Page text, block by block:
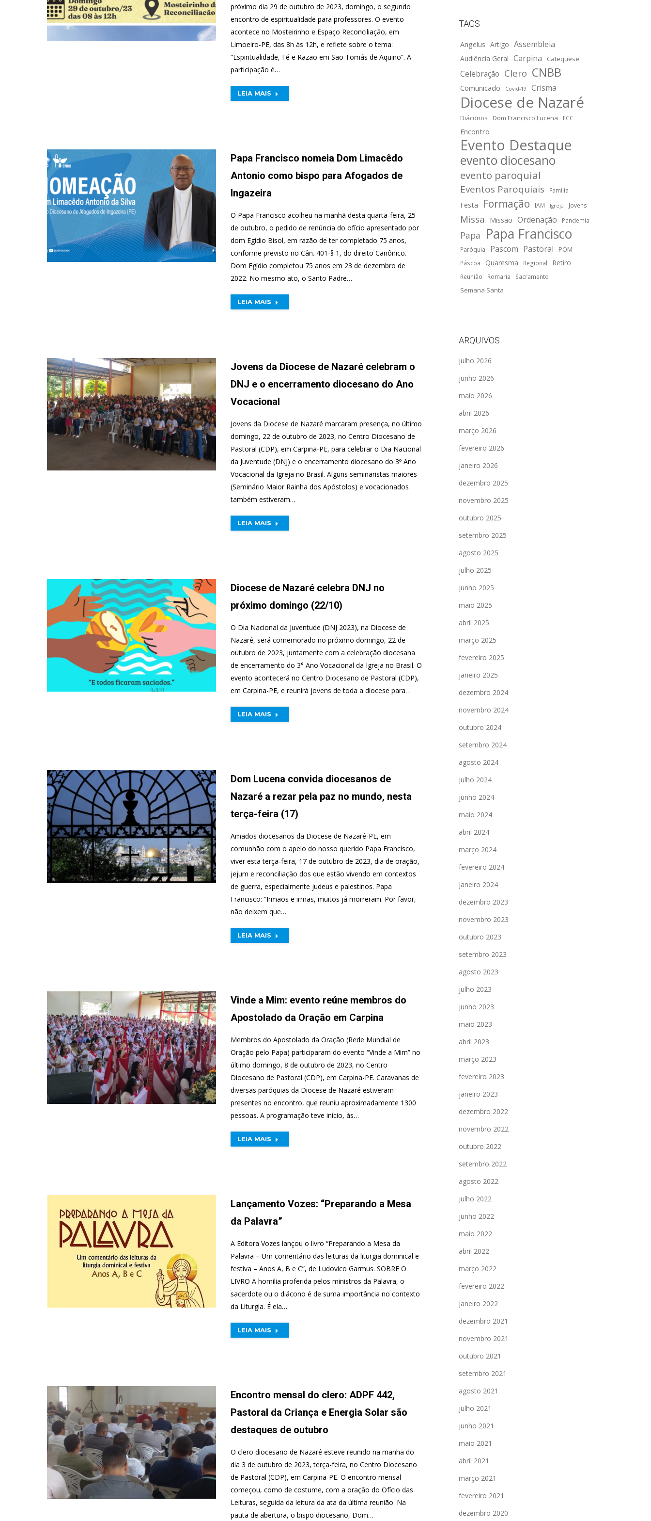
próximo dia 29 de outubro de 2023, domingo, o segundo
encontro de espiritualidade para professores. O evento
acontece no Mosteirinho e Espaço Reconciliação, em
Limoeiro-PE, das 8h às 12h, e reflete sobre o tema:
“Espiritualidade, Fé e Razão em São Tomás de Aquino”. A
participação é…
LEIA MAIS
Papa Francisco nomeia Dom Limacêdo
Antonio como bispo para Afogados de
Ingazeira
O Papa Francisco acolheu na manhã desta quarta-feira, 25
de outubro, o pedido de renúncia do ofício apresentado por
dom Egídio Bisol, em razão de ter completado 75 anos,
conforme previsto no Cân. 401-§ 1, do direito Canônico.
Dom Egídio completou 75 anos em 23 de dezembro de
2022. No mesmo ato, o Santo Padre…
LEIA MAIS
Jovens da Diocese de Nazaré celebram o
DNJ e o encerramento diocesano do Ano
Vocacional
Jovens da Diocese de Nazaré marcaram presença, no último
domingo, 22 de outubro de 2023, no Centro Diocesano de
Pastoral (CDP), em Carpina-PE, para celebrar o Dia Nacional
da Juventude (DNJ) e o encerramento diocesano do 3º Ano
Vocacional da Igreja no Brasil. Alguns seminaristas maiores
(Seminário Maior Rainha dos Apóstolos) e vocacionados
também estiveram…
LEIA MAIS
Diocese de Nazaré celebra DNJ no
próximo domingo (22/10)
O Dia Nacional da Juventude (DNJ 2023), na Diocese de
Nazaré, será comemorado no próximo domingo, 22 de
outubro de 2023, juntamente com a celebração diocesana
de encerramento do 3° Ano Vocacional da Igreja no Brasil. O
evento acontecerá no Centro Diocesano de Pastoral (CDP),
em Carpina-PE, e reunirá jovens de toda a diocese para…
LEIA MAIS
Dom Lucena convida diocesanos de
Nazaré a rezar pela paz no mundo, nesta
terça-feira (17)
Amados diocesanos da Diocese de Nazaré-PE, em
comunhão com o apelo do nosso querido Papa Francisco,
viver esta terça-feira, 17 de outubro de 2023, dia de oração,
jejum e reconciliação dos que estão vivendo em contextos
de guerra, especialmente judeus e palestinos. Papa
Francisco: “Irmãos e irmãs, muitos já morreram. Por favor,
não deixem que…
LEIA MAIS
Vinde a Mim: evento reúne membros do
Apostolado da Oração em Carpina
Membros do Apostolado da Oração (Rede Mundial de
Oração pelo Papa) participaram do evento “Vinde a Mim” no
último domingo, 8 de outubro de 2023, no Centro
Diocesano de Pastoral (CDP), em Carpina-PE. Caravanas de
diversas paróquias da Diocese de Nazaré estiveram
presentes no encontro, que reuniu aproximadamente 1300
pessoas. A programação teve início, às…
LEIA MAIS
Lançamento Vozes: “Preparando a Mesa
da Palavra”
A Editora Vozes lançou o livro “Preparando a Mesa da
Palavra – Um comentário das leituras da liturgia dominical e
festiva – Anos A, B e C”, de Ludovico Garmus. SOBRE O
LIVRO A homilia proferida pelos ministros da Palavra, o
sacerdote ou o diácono é de suma importância no contexto
da Liturgia. É ela…
LEIA MAIS
Encontro mensal do clero: ADPF 442,
Pastoral da Criança e Energia Solar são
destaques de outubro
O clero diocesano de Nazaré esteve reunido na manhã do
dia 3 de outubro de 2023, terça-feira, no Centro Diocesano
de Pastoral (CDP), em Carpina-PE. O encontro mensal
começou, como de costume, com a oração do Ofício das
Leituras, seguida da leitura da ata da última reunião. Na
pauta de abertura, o bispo diocesano, Dom…
TAGS
Angelus Artigo Assembleia
Audiência Geral Carpina Catequese
Celebração Clero CNBB
Comunicado Covid-19 Crisma
Diocese de Nazaré
Diáconos Dom Francisco Lucena ECC
Encontro
Evento Destaque
evento diocesano
evento paroquial
Eventos Paroquiais Família
Festa Formação IAM Igreja Jovens
Missa Missão Ordenação Pandemia
Papa Papa Francisco
Paróquia Pascom Pastoral POM
Páscoa Quaresma Regional Retiro
Reunião Romaria Sacramento
Semana Santa
ARQUIVOS
julho 2026
junho 2026
maio 2026
abril 2026
março 2026
fevereiro 2026
janeiro 2026
dezembro 2025
novembro 2025
outubro 2025
setembro 2025
agosto 2025
julho 2025
junho 2025
maio 2025
abril 2025
março 2025
fevereiro 2025
janeiro 2025
dezembro 2024
novembro 2024
outubro 2024
setembro 2024
agosto 2024
julho 2024
junho 2024
maio 2024
abril 2024
março 2024
fevereiro 2024
janeiro 2024
dezembro 2023
novembro 2023
outubro 2023
setembro 2023
agosto 2023
julho 2023
junho 2023
maio 2023
abril 2023
março 2023
fevereiro 2023
janeiro 2023
dezembro 2022
novembro 2022
outubro 2022
setembro 2022
agosto 2022
julho 2022
junho 2022
maio 2022
abril 2022
março 2022
fevereiro 2022
janeiro 2022
dezembro 2021
novembro 2021
outubro 2021
setembro 2021
agosto 2021
julho 2021
junho 2021
maio 2021
abril 2021
março 2021
fevereiro 2021
dezembro 2020